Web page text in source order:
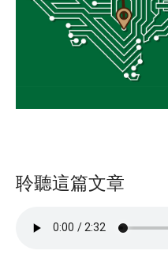
聆聽這篇文章